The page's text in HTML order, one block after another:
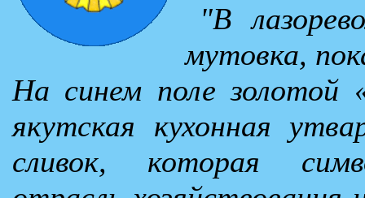
"В
мутовка,
На синем поле золотой
якутская кухонная
сливок, которая